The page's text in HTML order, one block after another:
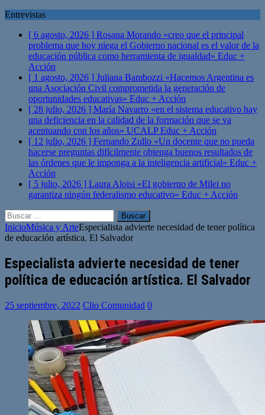
Entrevistas
[ 6 agosto, 2026 ] Rosana Morando «creo que el principal
problema que hoy niega el Gobierno nacional es el valor de la
educación pública como herramienta de igualdad» Educ +
Acción
[ 1 agosto, 2026 ] Juliana Bambozzi «Hacemos Argentina es
una Asociación Civil comprometida la generación de
oportunidades educativas» Educ + Acción
[ 28 julio, 2026 ] María Navarro «en el sistema educativo hay
una deficiencia en la calidad de la formación que se va
acentuando con los años» UCALPEduc + Acción
[ 12 julio, 2026 ] Fernando Zullo «Un docente que no pueda
hacerse preguntas difícilmente obtenga buenos resultados de
las órdenes que le imponga a la inteligencia artificial» Educ +
Acción
[ 5 julio, 2026 ] Laura Aloisi «El gobierno de Milei no
garantiza ningún federalismo educativo» Educ + Acción
Buscar:
InicioMúsica y ArteEspecialista advierte necesidad de tener política
de educación artística. El Salvador
Especialista advierte necesidad de tener
política de educación artística. El Salvador
25 septiembre, 2022 Clio Comunidad 0